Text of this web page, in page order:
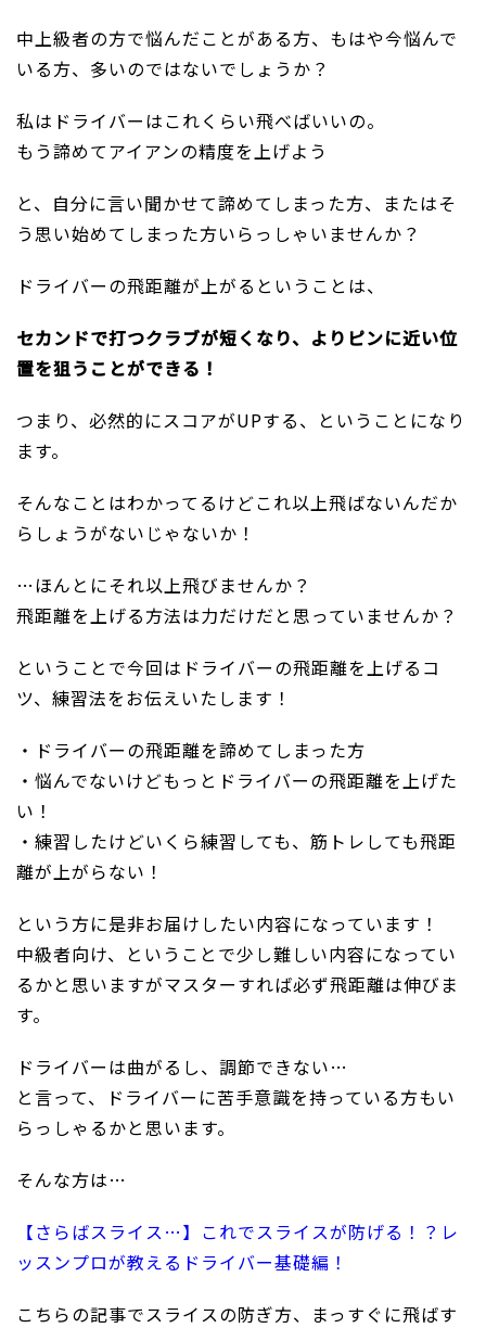
中上級者の方で悩んだことがある方、もはや今悩んで
いる方、多いのではないでしょうか？
私はドライバーはこれくらい飛べばいいの。
もう諦めてアイアンの精度を上げよう
と、自分に言い聞かせて諦めてしまった方、またはそ
う思い始めてしまった方いらっしゃいませんか？
ドライバーの飛距離が上がるということは、
セカンドで打つクラブが短くなり、よりピンに近い位
置を狙うことができる！
つまり、必然的にスコアがUPする、ということになり
ます。
そんなことはわかってるけどこれ以上飛ばないんだか
らしょうがないじゃないか！
…ほんとにそれ以上飛びませんか？
飛距離を上げる方法は力だけだと思っていませんか？
ということで今回はドライバーの飛距離を上げるコ
ツ、練習法をお伝えいたします！
・ドライバーの飛距離を諦めてしまった方
・悩んでないけどもっとドライバーの飛距離を上げた
い！
・練習したけどいくら練習しても、筋トレしても飛距
離が上がらない！
という方に是非お届けしたい内容になっています！
中級者向け、ということで少し難しい内容になってい
るかと思いますがマスターすれば必ず飛距離は伸びま
す。
ドライバーは曲がるし、調節できない…
と言って、ドライバーに苦手意識を持っている方もい
らっしゃるかと思います。
そんな方は…
【さらばスライス…】これでスライスが防げる！？レ
ッスンプロが教えるドライバー基礎編！
こちらの記事でスライスの防ぎ方、まっすぐに飛ばす